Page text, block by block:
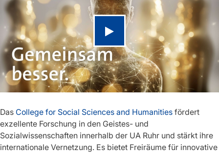
Video abspielen
Das College for Social Sciences and Humanities fördert
exzellente Forschung in den Geistes- und
Sozialwissenschaften innerhalb der UA Ruhr und stärkt ihre
internationale Vernetzung. Es bietet Freiräume für innovative